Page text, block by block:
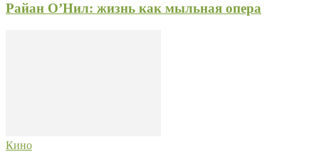
Райан О’Нил: жизнь как мыльная опера
Кино